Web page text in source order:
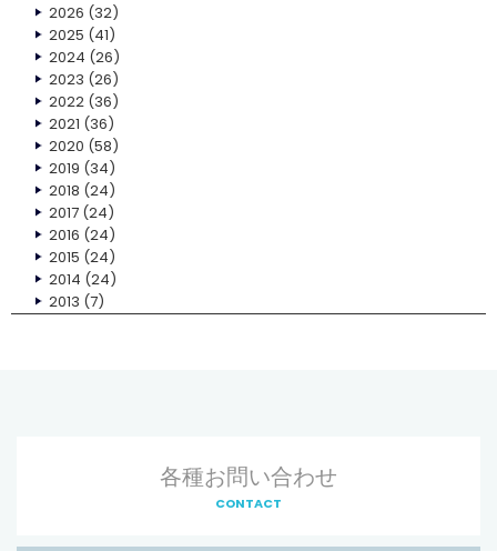
2026 (32)
2025 (41)
2024 (26)
2023 (26)
2022(36)
2021 (36)
2020 (58)
2019 (34)
2018 (24)
2017(24)
2016 (24)
2015 (24)
2014 (24)
2013 (7)
各種お問い合わせ
CONTACT